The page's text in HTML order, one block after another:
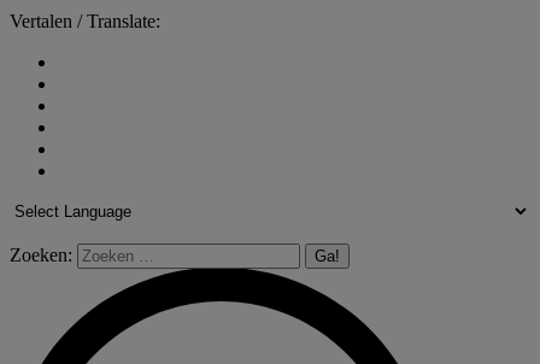
Vertalen / Translate:
Zoeken: